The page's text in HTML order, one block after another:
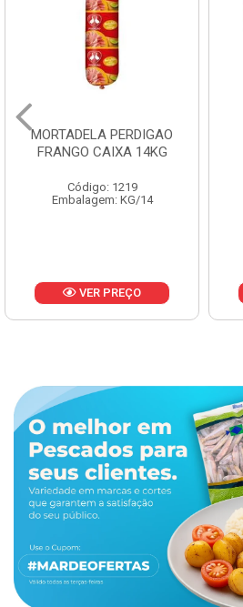
MORTADELA PERDIGAO
FRANGO CAIXA 14KG
Código: 1219
Embalagem: KG/14
VER PREÇO